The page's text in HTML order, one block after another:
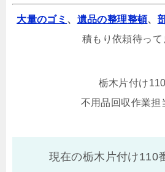
大量のゴミ 、 遺品の整理整頓、
積もり依頼待って
栃木片付け
不用品回収作業担
現在の栃木片付け110